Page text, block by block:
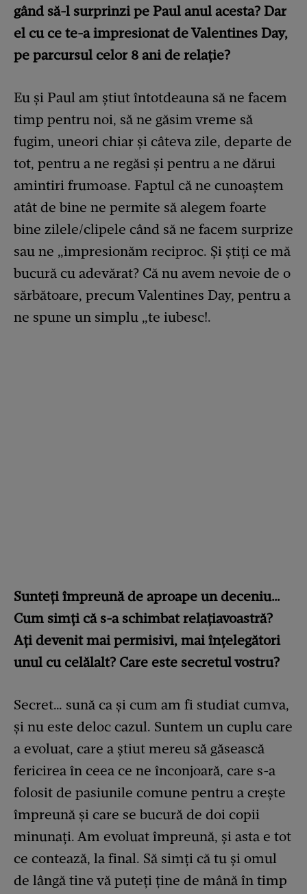
gând să-l surprinzi pe Paul anul acesta? Dar
el cu ce te-a impresionat de Valentines Day,
pe parcursul celor 8 ani de relație?
Eu și Paul am știut întotdeauna să ne facem
timp pentru noi, să ne găsim vreme să
fugim, uneori chiar și câteva zile, departe de
tot, pentru a ne regăsi și pentru a ne dărui
amintiri frumoase. Faptul că ne cunoaștem
atât de bine ne permite să alegem foarte
bine zilele/clipele când să ne facem surprize
sau ne „impresionăm reciproc. Și știți ce mă
bucură cu adevărat? Că nu avem nevoie de o
sărbătoare, precum Valentines Day, pentru a
ne spune un simplu „te iubesc!.
Sunteți împreună de aproape un deceniu…
Cum simți că s-a schimbat relațiavoastră?
Ați devenit mai permisivi, mai înțelegători
unul cu celălalt? Care este secretul vostru?
Secret… sună ca și cum am fi studiat cumva,
și nu este deloc cazul. Suntem un cuplu care
a evoluat, care a știut mereu să găsească
fericirea în ceea ce ne înconjoară, care s-a
folosit de pasiunile comune pentru a crește
împreună și care se bucură de doi copii
minunați. Am evoluat împreună, și asta e tot
ce contează, la final. Să simți că tu și omul
de lângă tine vă puteți ține de mână în timp